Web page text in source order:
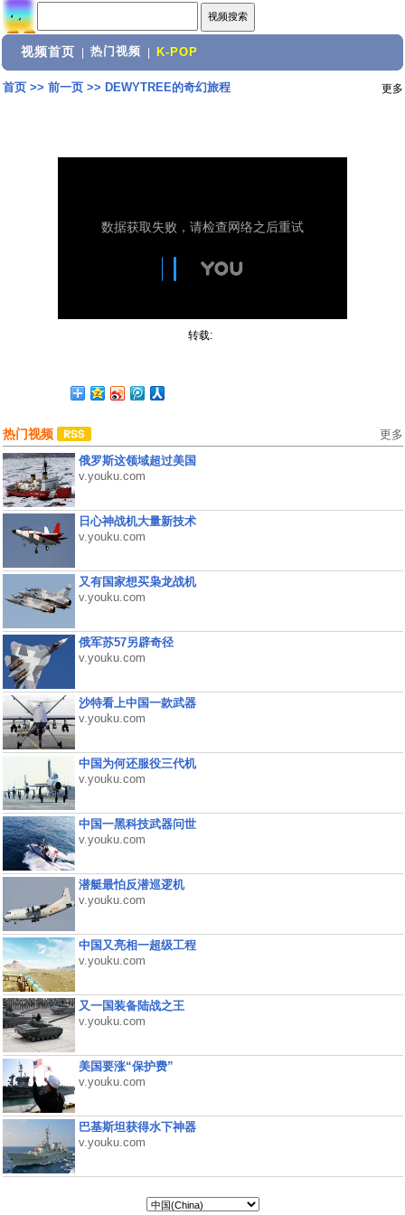
视频首页 热门视频 K-POP
首页>> 前一页>> DEWYTREE的奇幻旅程 更多
转载:
热门视频 更多
俄罗斯这领域超过美国
v.youku.com
日心神战机大量新技术
v.youku.com
又有国家想买枭龙战机
v.youku.com
俄军苏57另辟奇径
v.youku.com
沙特看上中国一款武器
v.youku.com
中国为何还服役三代机
v.youku.com
中国一黑科技武器问世
v.youku.com
潜艇最怕反潜巡逻机
v.youku.com
中国又亮相一超级工程
v.youku.com
又一国装备陆战之王
v.youku.com
美国要涨“保护费”
v.youku.com
巴基斯坦获得水下神器
v.youku.com